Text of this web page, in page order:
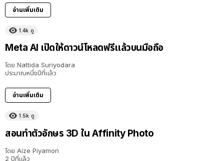
อ่านเพิ่มเติม
1.4k ดู
Meta AI เปิดให้ดาวน์โหลดฟรีแล้วบนมือถือ
โดย Nattida Suriyodara
ประมาณหนึ่งปีที่แล้ว
อ่านเพิ่มเติม
1.5k ดู
สอนทำตัวอักษร 3D ใน Affinity Photo
โดย Aize Piyamon
2 ปีที่แล้ว